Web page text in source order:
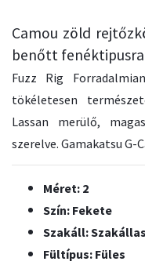
Camou zöld
benőtt
Fuzz Rig
tökéletesen
Lassan merülő,
szerelve. Gamakatsu G-
Méret: 2
Szín: Fekete
Szakáll: Szakállas
Fültípus: Füles